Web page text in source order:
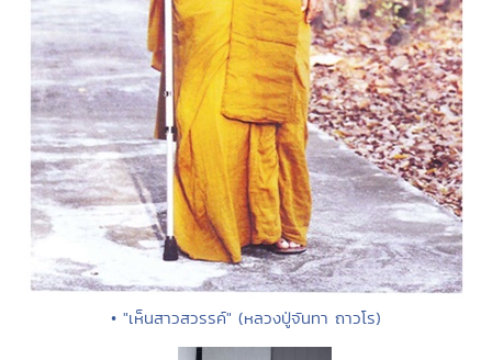
• "เห็นสาวสวรรค์" (หลวงปู่จันทา ถาวโร)